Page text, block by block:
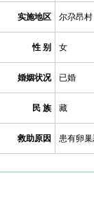
实施地区 尔尕昂村
性 别 女
婚姻状况 已婚
民 族 藏
救助原因 患有卵